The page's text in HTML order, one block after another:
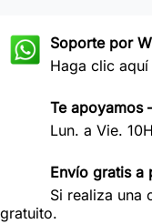
Soporte por
Haga clic
Te
Lun. a Vie.
Envío gratis a
Si realiza una
gratuito.